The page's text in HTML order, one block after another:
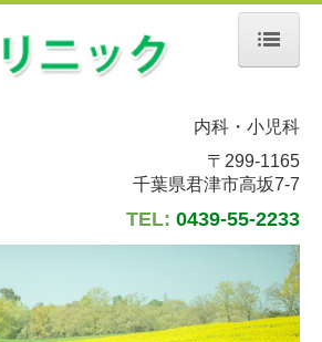
内科・小児科
〒299-1165
千葉県君津市高坂7-7
TEL: 0439-55-2233